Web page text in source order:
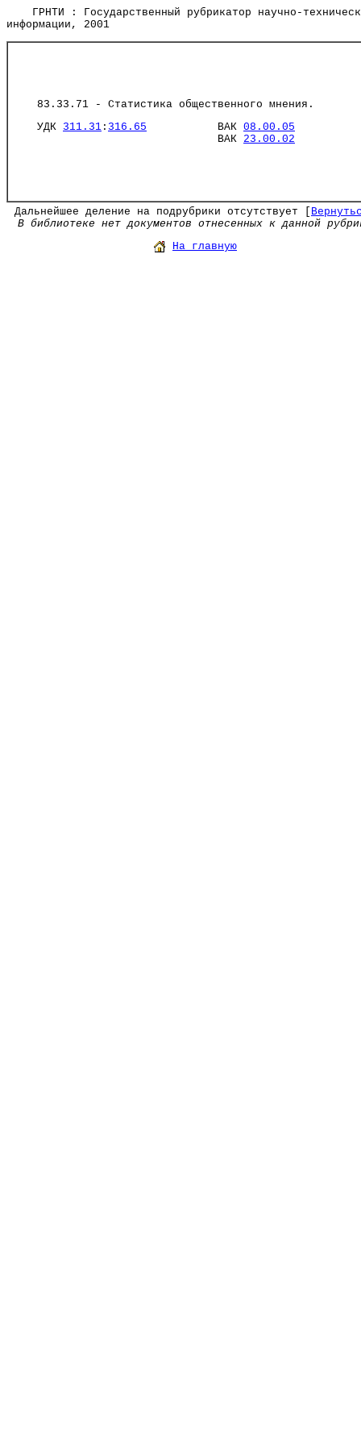
ГРНТИ : Государственный рубрикатор научно-
информации, 2001
83.33.71 - Статистика общественного мнения.
УДК 311.31 : 316.65 ВАК 08.00.05
ВАК 23.00.02
Дальнейшее деление на подрубрики отсутствует [
В библиотеке нет документов отнесенных к данной
На главную